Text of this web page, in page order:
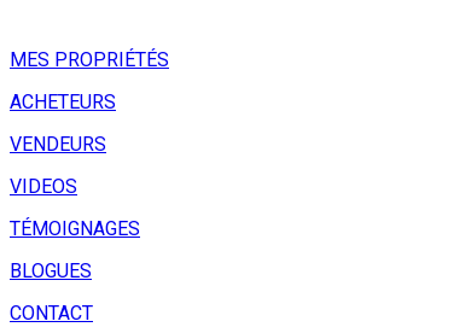
MES PROPRIÉTÉS
ACHETEURS
VENDEURS
VIDEOS
TÉMOIGNAGES
BLOGUES
CONTACT